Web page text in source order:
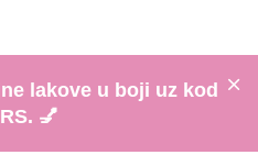
lakove u boji uz kod
💅